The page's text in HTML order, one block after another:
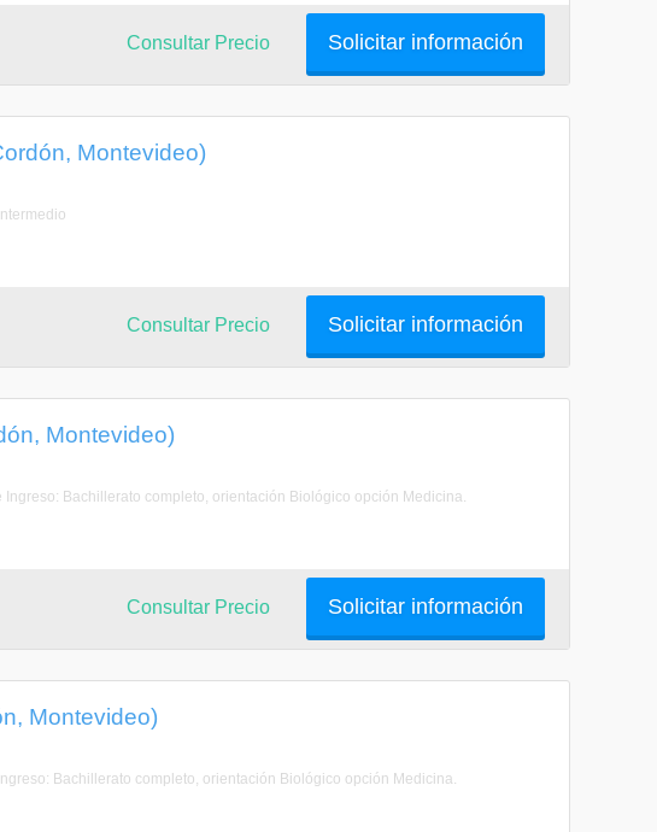
Solicitar información
Consultar Precio
Montevideo)
Solicitar información
Consultar Precio
Montevideo)
Bachillerato completo, orientación Biológico opción Medicina.
Solicitar información
Consultar Precio
Montevideo)
Bachillerato completo, orientación Biológico opción Medicina.